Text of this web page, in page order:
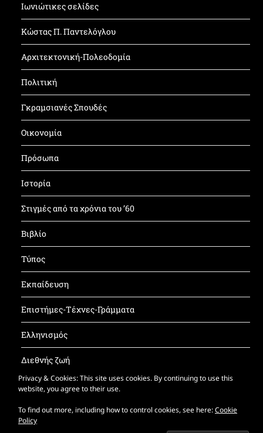
Ιωνιώτικες σελίδες
Κώστας Π. Παντελόγλου
Αρχιτεκτονική-Πολεοδομία
Πολιτική
Γκραμσιανές Σπουδές
Οικονομία
Πρόσωπα
Ιστορία
Στιγμές από τα χρόνια του ’60
Βιβλίο
Τύπος
Εκπαίδευση
Επιστήμες-Τέχνες-Γράμματα
Ελληνισμός
Διεθνής ζωή
Έντυπος ΚΝΦ
Privacy & Cookies: This site uses cookies. By continuing to use this
website, you agree to their use.
To find out more, including how to control cookies, see here:Cookie
Policy